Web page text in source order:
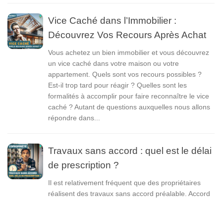
Vice Caché dans l’Immobilier :
Découvrez Vos Recours Après Achat
Vous achetez un bien immobilier et vous découvrez
un vice caché dans votre maison ou votre
appartement. Quels sont vos recours possibles ?
Est-il trop tard pour réagir ? Quelles sont les
formalités à accomplir pour faire reconnaître le vice
caché ? Autant de questions auxquelles nous allons
répondre dans...
Travaux sans accord : quel est le délai
de prescription ?
Il est relativement fréquent que des propriétaires
réalisent des travaux sans accord préalable. Accord